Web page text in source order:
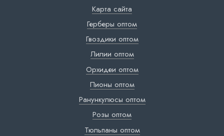
Карта сайта
Герберы оптом
Гвоздики оптом
Лилии оптом
Орхидеи оптом
Пионы оптом
Ранункулюсы оптом
Розы оптом
Тюльпаны оптом